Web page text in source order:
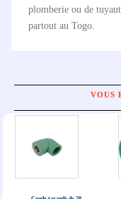
plomberie ou de
partout au Togo.
VOUS